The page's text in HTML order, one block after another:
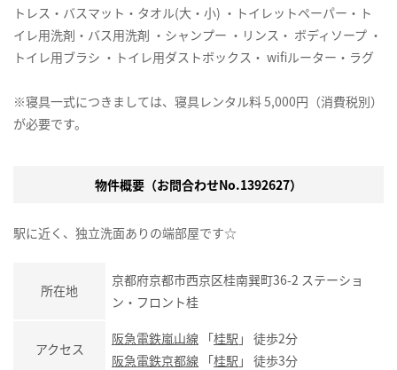
トレス・バスマット・タオル(大・小) ・トイレットペーパー・ト
イレ用洗剤・バス用洗剤 ・シャンプー ・リンス・ ボディソープ ・
トイレ用ブラシ ・トイレ用ダストボックス・ wifiルーター・ラグ
※寝具一式につきましては、寝具レンタル料 5,000円（消費税別）
が必要です。
物件概要（お問合わせNo.1392627）
駅に近く、独立洗面ありの端部屋です☆
所在地
京都府京都市西京区桂南巽町36-2 ステーショ
ン・フロント桂
アクセス
阪急電鉄嵐山線 「桂駅 」 徒歩2分
阪急電鉄京都線 「桂駅 」 徒歩3分